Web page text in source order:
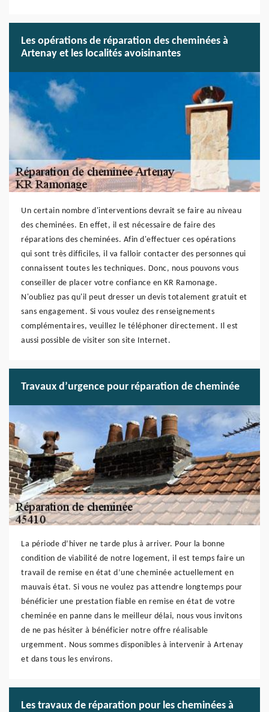
Les opérations de réparation des cheminées à
Artenay et les localités avoisinantes
Un certain nombre d'interventions devrait se faire au niveau
des cheminées. En effet, il est nécessaire de faire des
réparations des cheminées. Afin d'effectuer ces opérations
qui sont très difficiles, il va falloir contacter des personnes qui
connaissent toutes les techniques. Donc, nous pouvons vous
conseiller de placer votre confiance en KR Ramonage.
N'oubliez pas qu'il peut dresser un devis totalement gratuit et
sans engagement. Si vous voulez des renseignements
complémentaires, veuillez le téléphoner directement. Il est
aussi possible de visiter son site Internet.
Travaux d’urgence pour réparation de cheminée
La période d’hiver ne tarde plus à arriver. Pour la bonne
condition de viabilité de notre logement, il est temps faire un
travail de remise en état d’une cheminée actuellement en
mauvais état. Si vous ne voulez pas attendre longtemps pour
bénéficier une prestation fiable en remise en état de votre
cheminée en panne dans le meilleur délai, nous vous invitons
de ne pas hésiter à bénéficier notre offre réalisable
urgemment. Nous sommes disponibles à intervenir à Artenay
et dans tous les environs.
Les travaux de réparation pour les cheminées à